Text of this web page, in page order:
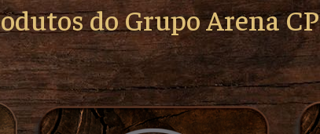
do Grupo Arena CP